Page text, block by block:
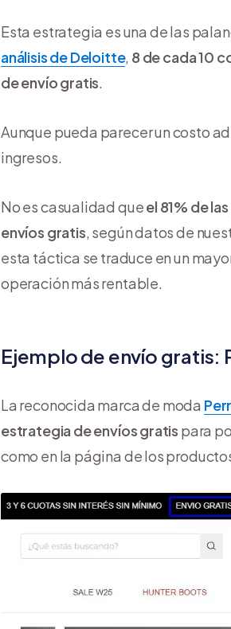
Esta estrategia es una de las
análisis de Deloitte, 8 de cada 10
de envío gratis.
Aunque pueda parecer un costo
ingresos.
No es casualidad queel 81% de
envíos gratis, según datos de
esta táctica se traduce en un
operación más rentable.
Ejemplo de envío gratis:
La reconocida marca de moda
estrategia de envíos gratis para
como en la página de los